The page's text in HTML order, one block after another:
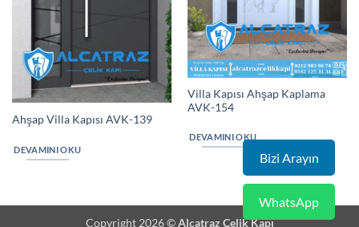
Ahşap Villa Kapısı AVK-139
DEVAMINI OKU
Villa Kapısı Ahşap Kaplama
AVK-154
DEVAMINI OKU
Copyright 2026 ©Alcatraz Çelik Kapı
Bizi Arayın
WhatsApp